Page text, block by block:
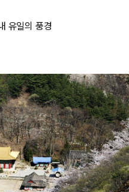
유일의 풍경